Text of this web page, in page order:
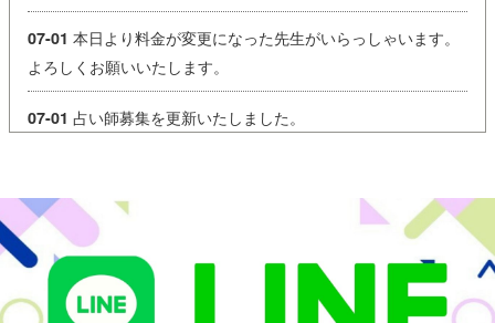
07-01 本日より料金が変更になった先生がいらっしゃいます。
よろしくお願いいたします。
07-01 占い師募集を更新いたしました。
本日、台風の影響により営業時間を変更いたします。
営業時間：15:00～21:00
ご来店を予定されていたお客様にはご不便をおかけいたします
何卒ご理解のほどよろしくお願いいたします。